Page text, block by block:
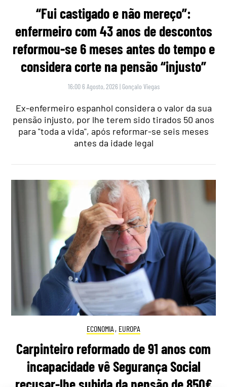
“Fui castigado e não mereço”:
enfermeiro com 43 anos de descontos
reformou-se 6 meses antes do tempo e
considera corte na pensão “injusto”
16:00 6 Agosto, 2026 | Gonçalo Viegas
Ex-enfermeiro espanhol considera o valor da sua
pensão injusto, por lhe terem sido tirados 50 anos
para "toda a vida", após reformar-se seis meses
antes da idade legal
ECONOMIA , EUROPA
Carpinteiro reformado de 91 anos com
incapacidade vê Segurança Social